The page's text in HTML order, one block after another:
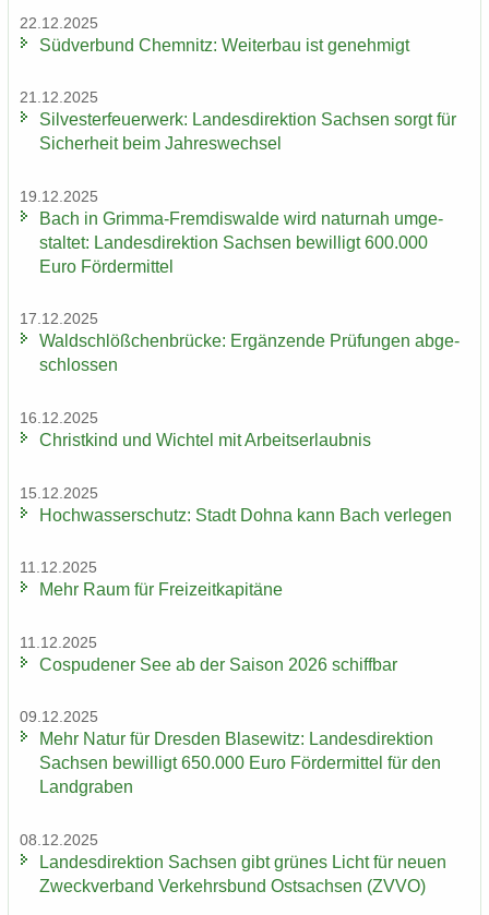
22.12.2025
Süd­ver­bund Chem­nitz: Wei­ter­bau ist ge­neh­migt
21.12.2025
Sil­ves­ter­feu­er­werk: Lan­des­di­rek­ti­on Sach­sen sorgt für
Si­cher­heit beim Jah­res­wech­sel
19.12.2025
Bach in Grimma-​Fremdiswalde wird na­tur­nah um­ge­
stal­tet: Lan­des­di­rek­ti­on Sach­sen be­wil­ligt 600.000
Euro För­der­mit­tel
17.12.2025
Wald­schlöß­chen­brü­cke: Er­gän­zen­de Prü­fun­gen ab­ge­
schlos­sen
16.12.2025
Christ­kind und Wich­tel mit Ar­beits­er­laub­nis
15.12.2025
Hoch­was­ser­schutz: Stadt Dohna kann Bach ver­le­gen
11.12.2025
Mehr Raum für Frei­zeit­ka­pi­tä­ne
11.12.2025
Cos­pu­de­ner See ab der Sai­son 2026 schiff­bar
09.12.2025
Mehr Natur für Dres­den Bla­se­witz: Lan­des­di­rek­ti­on
Sach­sen be­wil­ligt 650.000 Euro För­der­mit­tel für den
Land­gra­ben
08.12.2025
Lan­des­di­rek­ti­on Sach­sen gibt grü­nes Licht für neuen
Zweck­ver­band Ver­kehrs­bund Ost­sach­sen (ZVVO)